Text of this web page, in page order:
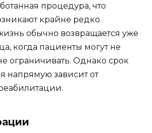
процедура, что
крайне редко.
обычно возвращается уже
когда пациенты могут не
ограничивать. Однако срок
напрямую зависит от